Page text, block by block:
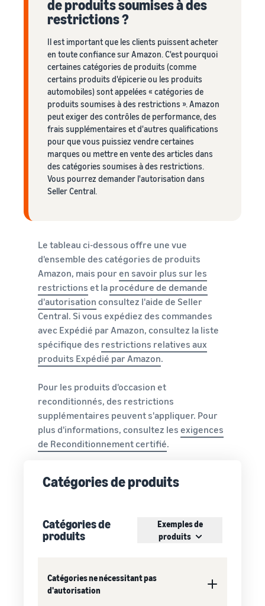
de produits soumises à des
restrictions ?
Il est important que les clients puissent acheter
en toute confiance sur Amazon. C'est pourquoi
certaines catégories de produits (comme
certains produits d'épicerie ou les produits
automobiles) sont appelées « catégories de
produits soumises à des restrictions ». Amazon
peut exiger des contrôles de performance, des
frais supplémentaires et d'autres qualifications
pour que vous puissiez vendre certaines
marques ou mettre en vente des articles dans
des catégories soumises à des restrictions.
Vous pourrez demander l'autorisation dans
Seller Central.
Le tableau ci-dessous offre une vue
d'ensemble des catégories de produits
Amazon, mais pour en savoir plus sur les
restrictions et la procédure de demande
d'autorisation consultez l'aide de Seller
Central. Si vous expédiez des commandes
avec Expédié par Amazon, consultez la liste
spécifique des restrictions relatives aux
produits Expédié par Amazon.
Pour les produits d'occasion et
reconditionnés, des restrictions
supplémentaires peuvent s'appliquer. Pour
plus d'informations, consultez les exigences
de Reconditionnement certifié.
Catégories de produits
Catégories de
produits
Exemples de
produits
Catégories ne nécessitant pas
d'autorisation